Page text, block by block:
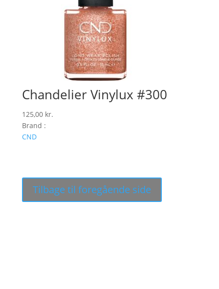
Chandelier Vinylux #300
125,00 kr.
Brand :
CND